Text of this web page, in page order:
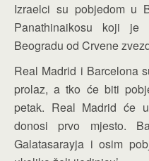
Izraelci su pobjedom u
Panathinaikosu koji
Beogradu od Crvene
Real Madrid i Barcelona
prolaz, a tko će biti
petak. Real Madrid će
donosi prvo mjesto.
Galatasarayja i osim